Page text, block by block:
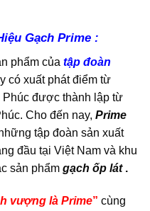
Gạch Prime :
phẩm của tập đoàn
có xuất phát điểm từ
được thành lập từ
Cho đến nay, Prime
tập đoàn sản xuất
đầu tại Việt Nam và khu
sản phẩm gạch ốp lát.
vượng là Prime” cùng